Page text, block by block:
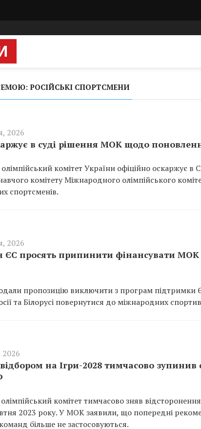
РОСІЙСЬКІ СПОРТСМЕНИ
2026
в суді рішення МОК щодо
комітет України офіційно оскаржує в
комітету Міжнародного олімпійського
спортсменів.
2026
ЄС просять припинити фінансувати МОК
пропозицію виключити з програм підтримки
та Білорусі повернутися до міжнародних
на Ігри-2028 тимчасово зупинив
комітет тимчасово зняв відсторонення
2023 року. У МОК заявили, що попередні
більше не застосовуються.